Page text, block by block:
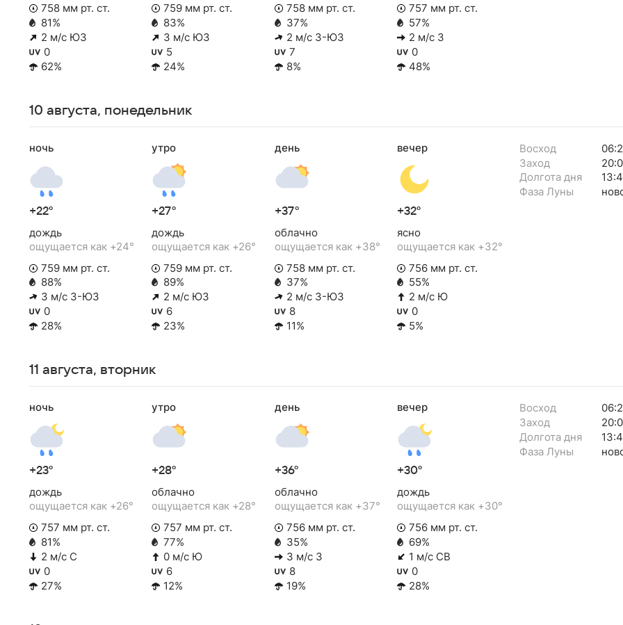
758 мм рт. ст.
81%
2 м/с ЮЗ
0
62%
759 мм рт. ст.
83%
3 м/с ЮЗ
5
24%
758 мм рт. ст.
37%
2 м/с З-ЮЗ
7
8%
757 мм рт. ст.
57%
2 м/с З
0
48%
10 августа, понедельник
ночь
+22°
дождь
ощущается как +24°
759 мм рт. ст.
88%
3 м/с З-ЮЗ
0
28%
утро
+27°
дождь
ощущается как +26°
759 мм рт. ст.
89%
2 м/с ЮЗ
6
23%
день
+37°
облачно
ощущается как +38°
758 мм рт. ст.
37%
2 м/с З-ЮЗ
8
11%
вечер
+32°
ясно
ощущается как +32°
756 мм рт. ст.
55%
2 м/с Ю
0
5%
Восход
Заход
Долгота дня
Фаза Луны
11 августа, вторник
ночь
+23°
дождь
ощущается как +26°
757 мм рт. ст.
81%
2 м/с С
0
27%
утро
+28°
облачно
ощущается как +28°
757 мм рт. ст.
77%
0 м/с Ю
6
12%
день
+36°
облачно
ощущается как +37°
756 мм рт. ст.
35%
3 м/с З
8
19%
вечер
+30°
дождь
ощущается как +30°
756 мм рт. ст.
69%
1 м/с СВ
0
28%
Восход
Заход
Долгота дня
Фаза Луны